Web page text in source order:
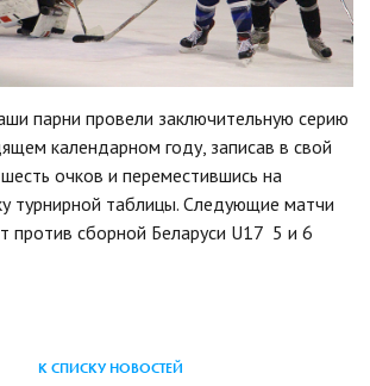
парни провели заключительную серию
календарном году, записав в свой
очков и переместившись на
турнирной таблицы. Следующие матчи
против сборной Беларуси U17 5 и 6
К СПИСКУ НОВОСТЕЙ